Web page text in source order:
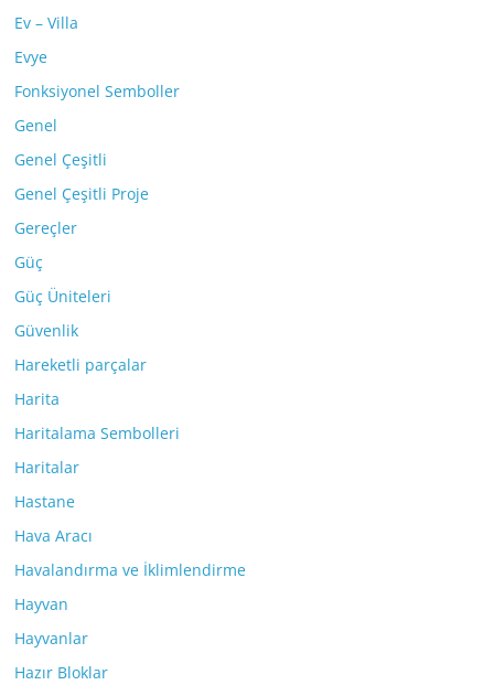
Ev – Villa
Evye
Fonksiyonel Semboller
Genel
Genel Çeşitli
Genel Çeşitli Proje
Gereçler
Güç
Güç Üniteleri
Güvenlik
Hareketli parçalar
Harita
Haritalama Sembolleri
Haritalar
Hastane
Hava Aracı
Havalandırma ve İklimlendirme
Hayvan
Hayvanlar
Hazır Bloklar